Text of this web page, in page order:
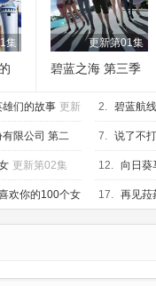
集 更新第01集
碧蓝之海 第三季
们的故事 更新 2. 碧蓝航
第01集
限公司 第二 7. 说了不
人，不知为
第01集
更新第02集 12. 向日葵
欢你的100个女
01集
17. 再见菈